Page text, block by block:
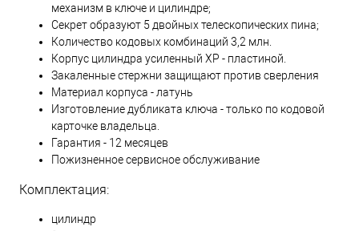
механизм в ключе и цилиндре;
Секрет образуют 5 двойных телескопических пина;
Количество кодовых комбинаций 3,2 млн.
Корпус цилиндра усиленный XP - пластиной.
Закаленные стержни защищают против сверления
Материал корпуса - латунь
Изготовление дубликата ключа - только по кодовой
карточке владельца.
Гарантия - 12 месяцев
Пожизненное сервисное обслуживание
Комплектация:
цилиндр